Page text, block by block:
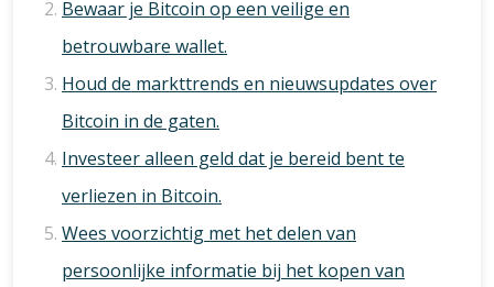
Bewaar je Bitcoin op een veilige en
betrouwbare wallet.
Houd de markttrends en nieuwsupdates over
Bitcoin in de gaten.
Investeer alleen geld dat je bereid bent te
verliezen in Bitcoin.
Wees voorzichtig met het delen van
persoonlijke informatie bij het kopen van